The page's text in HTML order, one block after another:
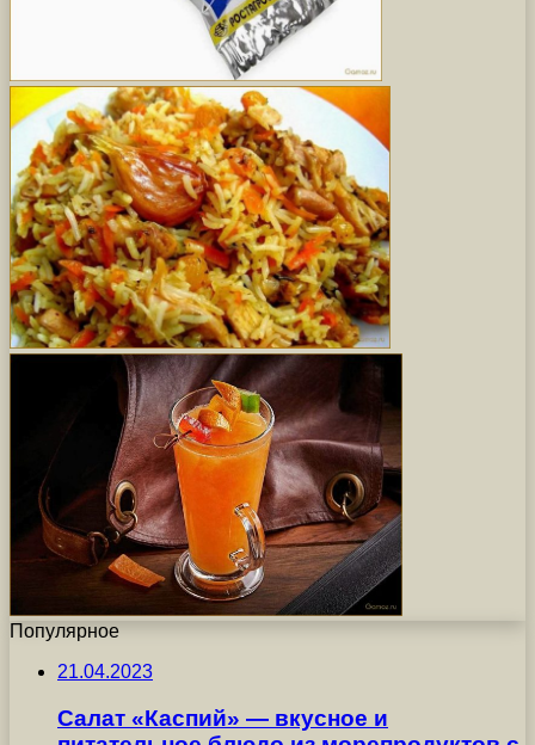
Популярное
21.04.2023
Салат «Каспий» — вкусное и